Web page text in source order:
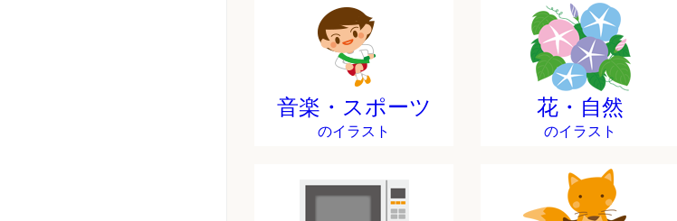
音楽・スポーツ
のイラスト
花・自然
のイラスト